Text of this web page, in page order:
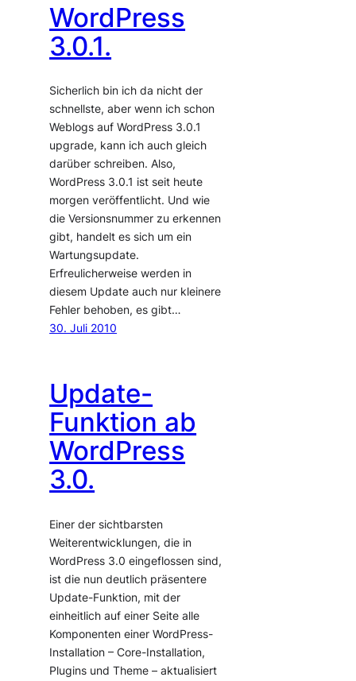
WordPress
3.0.1.
Sicherlich bin ich da nicht der
schnellste, aber wenn ich schon
Weblogs auf WordPress 3.0.1
upgrade, kann ich auch gleich
darüber schreiben. Also,
WordPress 3.0.1 ist seit heute
morgen veröffentlicht. Und wie
die Versionsnummer zu erkennen
gibt, handelt es sich um ein
Wartungsupdate.
Erfreulicherweise werden in
diesem Update auch nur kleinere
Fehler behoben, es gibt…
30. Juli 2010
Update-
Funktion ab
WordPress
3.0.
Einer der sichtbarsten
Weiterentwicklungen, die in
WordPress 3.0 eingeflossen sind,
ist die nun deutlich präsentere
Update-Funktion, mit der
einheitlich auf einer Seite alle
Komponenten einer WordPress-
Installation – Core-Installation,
Plugins und Theme – aktualisiert